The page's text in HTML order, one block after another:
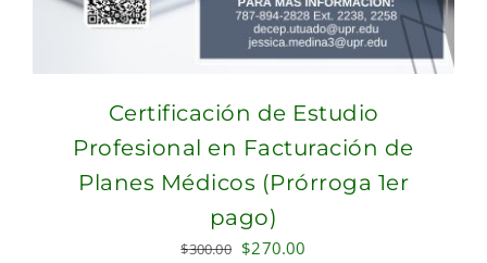
Certificación de Estudio
Profesional en Facturación de
Planes Médicos (Prórroga 1er
pago)
$300.00 Original
$270.00